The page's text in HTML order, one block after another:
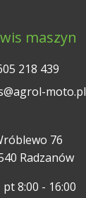
maszyn
218 439
moto.pl
76
Radzanów
8:00 - 16:00